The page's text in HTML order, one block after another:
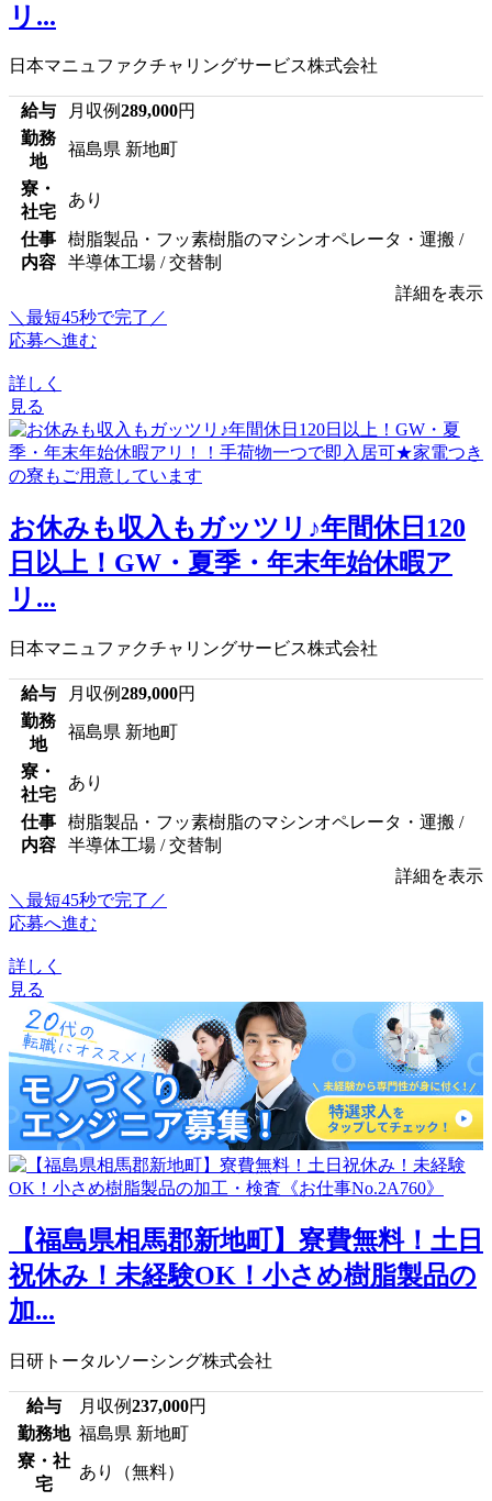
リ...
日本マニュファクチャリングサービス株式会社
給与 月収例289,000円
勤務
地
福島県 新地町
寮・
社宅
あり
仕事
内容
樹脂製品・フッ素樹脂のマシンオペレータ・運搬 /
半導体工場 / 交替制
詳細を表示
＼最短45秒で完了／
応募へ進む
詳しく
見る
お休みも収入もガッツリ♪年間休日120
日以上！GW・夏季・年末年始休暇ア
リ...
日本マニュファクチャリングサービス株式会社
給与 月収例289,000円
勤務
地
福島県 新地町
寮・
社宅
あり
仕事
内容
樹脂製品・フッ素樹脂のマシンオペレータ・運搬 /
半導体工場 / 交替制
詳細を表示
＼最短45秒で完了／
応募へ進む
詳しく
見る
【福島県相馬郡新地町】寮費無料！土日
祝休み！未経験OK！小さめ樹脂製品の
加...
日研トータルソーシング株式会社
給与 月収例237,000円
勤務地 福島県 新地町
寮・社
宅
あり（無料）